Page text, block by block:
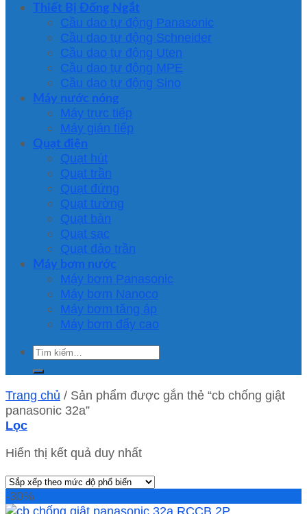
Thiết Bị Đống Ngắt
Cầu dao tự động Panasonic
Cầu dao tự động Schneider
Cầu dao tự động Uten
Cầu dao tự động MPE
Cầu dao tự động Sino
Máy nước nóng
Máy trực tiếp
Máy gián tiếp
Quạt điện
Quạt hút
Quạt trần
Quạt đứng
Quạt tường
Quạt bàn
Quạt sạc
Quạt đảo trần
Máy bơm nước
Máy bơm Panasonic
Máy bơm Nanoco
Máy bơm tăng áp
Máy bơm đẩy cao
Tìm
kiếm:
Trang chủ / Sản phẩm được gắn thẻ “cb chống giật
panasonic 32a”
Lọc
Hiển thị kết quả duy nhất
-30%